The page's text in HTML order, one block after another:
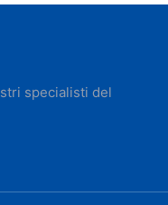
specialisti del